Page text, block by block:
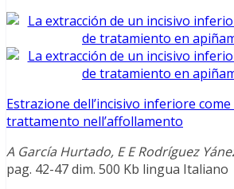
Estrazione dell’incisivo inferiore
trattamento nell’affollamento
A García Hurtado, E E Rodríguez
pag. 42-47 dim. 500 Kb lingua Italiano